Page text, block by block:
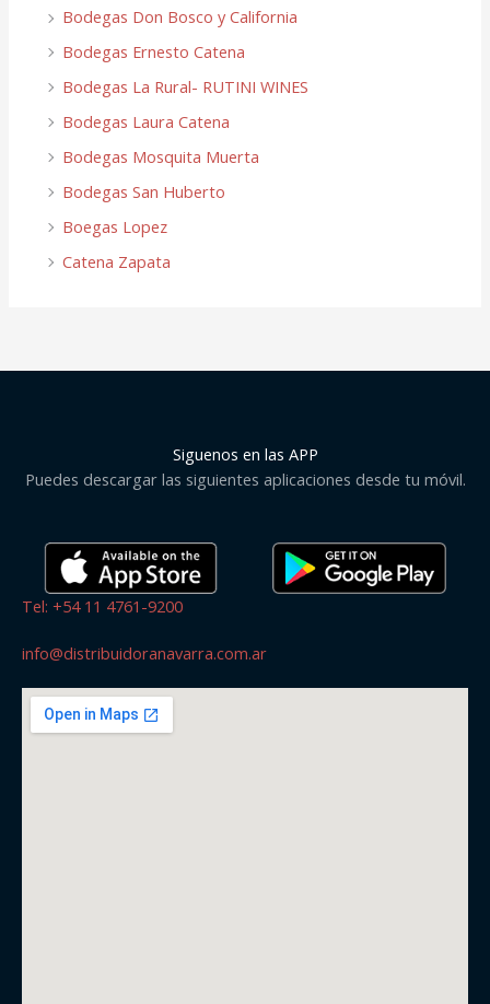
Bodegas Don Bosco y California
Bodegas Ernesto Catena
Bodegas La Rural- RUTINI WINES
Bodegas Laura Catena
Bodegas Mosquita Muerta
Bodegas San Huberto
Boegas Lopez
Catena Zapata
Siguenos en las APP
Puedes descargar las siguientes aplicaciones desde tu móvil.
Tel: +54 11 4761-9200
info@distribuidoranavarra.com.ar